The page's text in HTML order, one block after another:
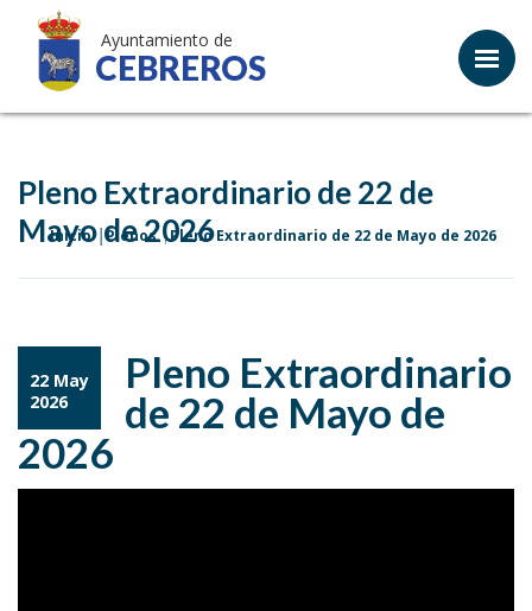
Ayuntamiento de
CEBREROS
Pleno Extraordinario de 22 de
Mayo de 2026
Inicio Plenos Pleno Extraordinario de 22 de Mayo de 2026
22 May
2026
Pleno Extraordinario
de 22 de Mayo de
2026